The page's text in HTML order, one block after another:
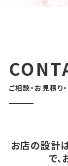
ご相談・お見積り
お店の設計
で